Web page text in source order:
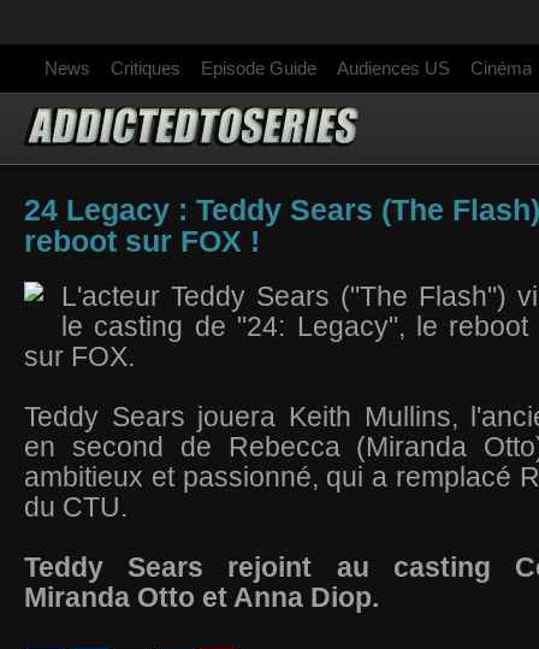
News Critiques Episode Guide Audiences US Cinéma
24 Legacy : Teddy Sears (The
reboot sur FOX !
L'acteur Teddy Sears ("The Flash")
le casting de "24: Legacy", le
sur FOX.
Teddy Sears jouera Keith Mullins,
en second de Rebecca (Miranda
ambitieux et passionné, qui a remplacé
du CTU.
Teddy Sears rejoint au casting
Miranda Otto et Anna Diop.